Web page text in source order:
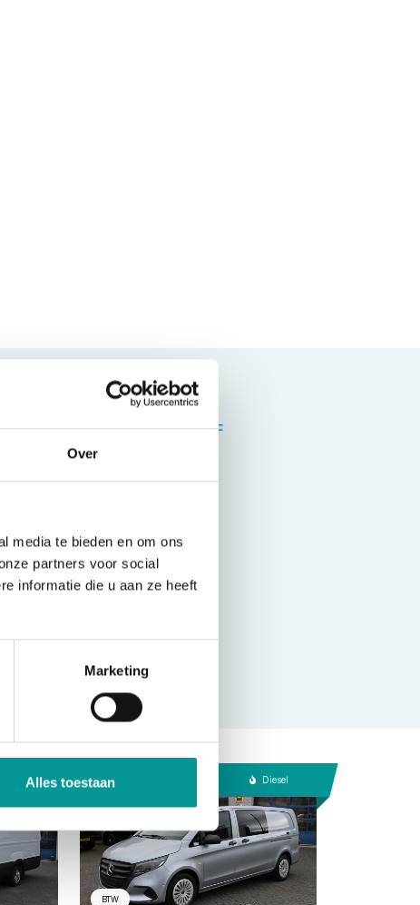
Over
media te bieden en om ons
partners voor social
informatie die u aan ze heeft
Marketing
Alles toestaan
BRANDSTOF
Diesel Diesel
BTW